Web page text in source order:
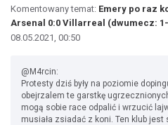
Komentowany temat: Emery po raz
Arsenal 0:0 Villarreal (dwumecz:
08.05.2021, 00:50
@M4rcin:
Protesty dziś były na poziomie
obejrzalem te garstkę
mogą sobie race odpalić i wrzucić
musiała zsiadać z koni. Ten klub